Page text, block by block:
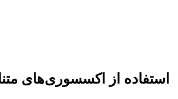
استفاده از اکسسوری‌های